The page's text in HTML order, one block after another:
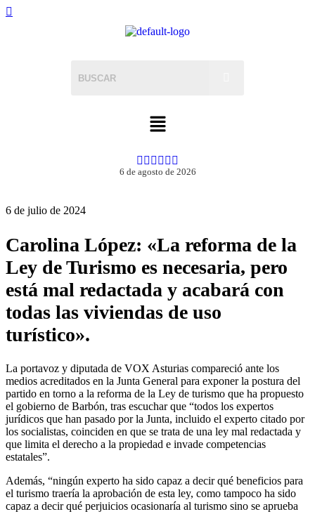
6 de agosto de 2026
6 de julio de 2024
Carolina López: «La reforma de la
Ley de Turismo es necesaria, pero
está mal redactada y acabará con
todas las viviendas de uso
turístico».
La portavoz y diputada de VOX Asturias compareció ante los
medios acreditados en la Junta General para exponer la postura del
partido en torno a la reforma de la Ley de turismo que ha propuesto
el gobierno de Barbón, tras escuchar que “todos los expertos
jurídicos que han pasado por la Junta, incluido el experto citado por
los socialistas, coinciden en que se trata de una ley mal redactada y
que limita el derecho a la propiedad e invade competencias
estatales”.
Además, “ningún experto ha sido capaz a decir qué beneficios para
el turismo traería la aprobación de esta ley, como tampoco ha sido
capaz a decir qué perjuicios ocasionaría al turismo sino se aprueba